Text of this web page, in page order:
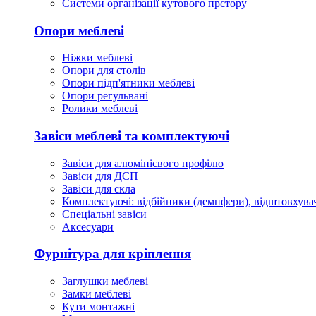
Cистеми організації кутового прстору
Опори меблеві
Ніжки меблеві
Опори для столів
Опори підп'ятники меблеві
Опори регульвані
Ролики меблеві
Завіси меблеві та комплектуючі
Завіси для алюмінієвого профілю
Завіси для ДСП
Завіси для скла
Комплектуючі: відбійники (демпфери),
Спеціальні завіси
Аксесуари
Фурнітура для кріплення
Заглушки меблеві
Замки меблеві
Кути монтажні